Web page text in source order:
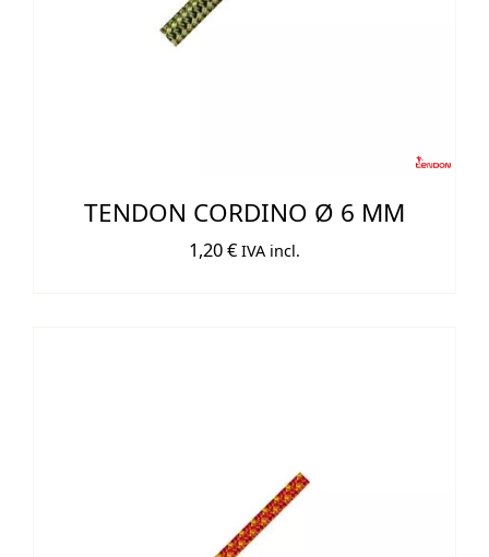
TENDON CORDINO Ø 6 MM
1,20€ IVA incl.